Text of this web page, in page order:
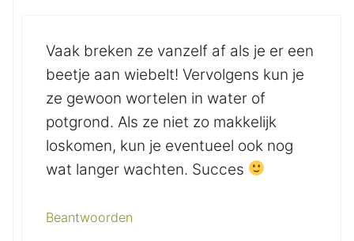
Vaak breken ze vanzelf af als je er een
beetje aan wiebelt! Vervolgens kun je
ze gewoon wortelen in water of
potgrond. Als ze niet zo makkelijk
loskomen, kun je eventueel ook nog
wat langer wachten. Succes
Beantwoorden